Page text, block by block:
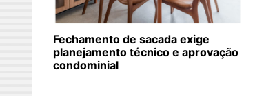
Fechamento de sacada exige
planejamento técnico e aprovação
condominial